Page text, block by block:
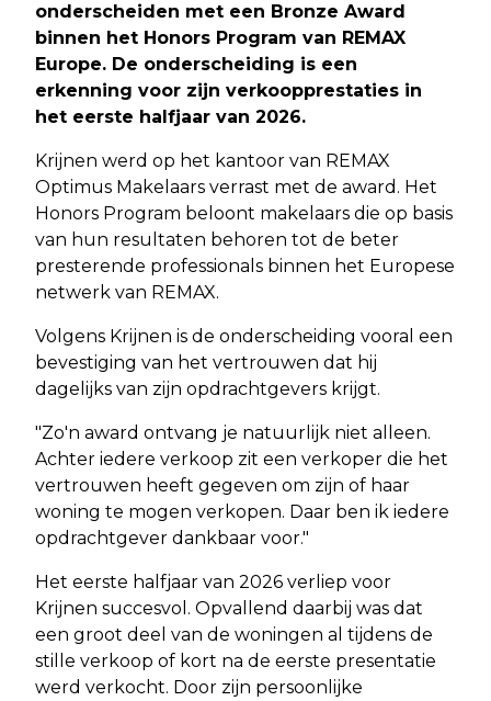
onderscheiden met een Bronze Award
binnen het Honors Program van REMAX
Europe. De onderscheiding is een
erkenning voor zijn verkoopprestaties in
het eerste halfjaar van 2026.
Krijnen werd op het kantoor van REMAX
Optimus Makelaars verrast met de award. Het
Honors Program beloont makelaars die op basis
van hun resultaten behoren tot de beter
presterende professionals binnen het Europese
netwerk van REMAX.
Volgens Krijnen is de onderscheiding vooral een
bevestiging van het vertrouwen dat hij
dagelijks van zijn opdrachtgevers krijgt.
"Zo'n award ontvang je natuurlijk niet alleen.
Achter iedere verkoop zit een verkoper die het
vertrouwen heeft gegeven om zijn of haar
woning te mogen verkopen. Daar ben ik iedere
opdrachtgever dankbaar voor."
Het eerste halfjaar van 2026 verliep voor
Krijnen succesvol. Opvallend daarbij was dat
een groot deel van de woningen al tijdens de
stille verkoop of kort na de eerste presentatie
werd verkocht. Door zijn persoonlijke